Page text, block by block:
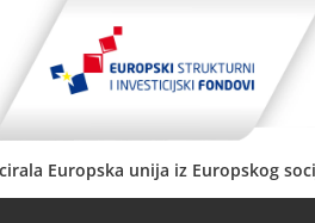
Europska unija iz Europskog